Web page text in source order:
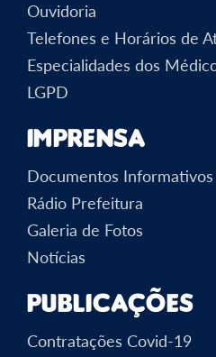
Ouvidoria
Telefones e Horários de
Especialidades dos
LGPD
Imprensa
Documentos Informativos
Rádio Prefeitura
Galeria de Fotos
Notícias
Publicações
Contratações Covid-19